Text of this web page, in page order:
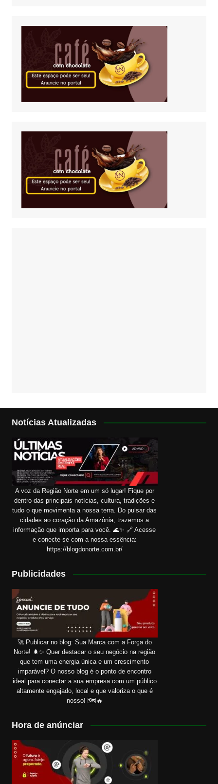
Notícias Atualizadas
A voz da Região Norte em um só lugar! Fique por
dentro das principais notícias, cultura, tradições e
tudo o que movimenta a nossa terra. Do pulsar das
cidades ao coração da Amazônia, trazemos a
informação que importa para você. 🌊✨ 🔗 Acesse
e conecte-se com a nossa essência:
https://blogdonorte.com.br/
Publicidades
🚀 Publicar no blog: Sua Marca com a Força do
Norte! 🌲✨ Quer destacar o seu negócio na região
que tem uma energia única e um crescimento
imparável? O nosso blog é o ponto de encontro
ideal para conectar a sua empresa com um público
altamente engajado, local e que valoriza o que é
nosso! 🗺️🔥
Hora de anúnciar